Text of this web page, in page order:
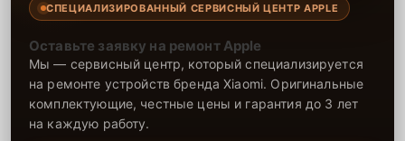
СПЕЦИАЛИЗИРОВАННЫЙ СЕРВИСНЫЙ ЦЕНТР APPLE
Оставьте заявку на ремонт Apple
Мы — сервисный центр, который специализируется
на ремонте устройств бренда Xiaomi. Оригинальные
комплектующие, честные цены и гарантия до 3 лет
на каждую работу.